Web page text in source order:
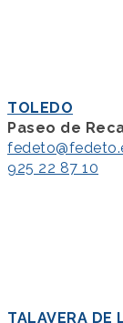
TOLEDO
Paseo de
925 22 87 10
TALAVERA DE